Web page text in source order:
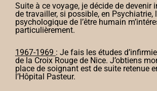
Suite à ce voyage, je décide de devenir
de travailler, si possible, en Psychiatrie,
psychologique de l’être humain
particulièrement.
1967-1969 : Je fais les études
de la Croix Rouge de Nice. J’obtiens
place de soignant est de suite retenue
l’Hôpital Pasteur.